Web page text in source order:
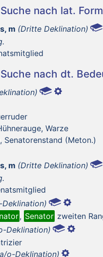
nach lat.
m (Dritte Deklination)
nach dt.
Warze
Senatorenstand (Meton.)
m (Dritte Deklination)
Deklination)
, Senator zweiten
Deklination)
o-Deklination)